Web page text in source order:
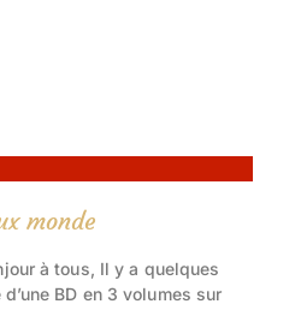
monde
à tous, Il y a quelques
BD en 3 volumes sur